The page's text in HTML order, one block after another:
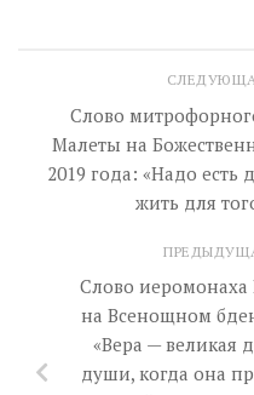
Слово
Малеты на
2019 года: «Надо есть
жить для
Слово
на Всенощном
«Вера — великая
души, когда она